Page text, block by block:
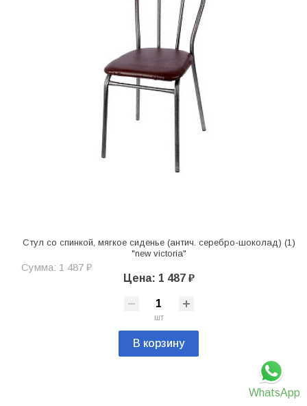
WhatsApp
Стул со спинкой, мягкое сиденье (антич. серебро-шоколад) (1)
"new victoria"
Сумма: 1 487 ₽
Цена: 1 487 ₽
шт
В корзину